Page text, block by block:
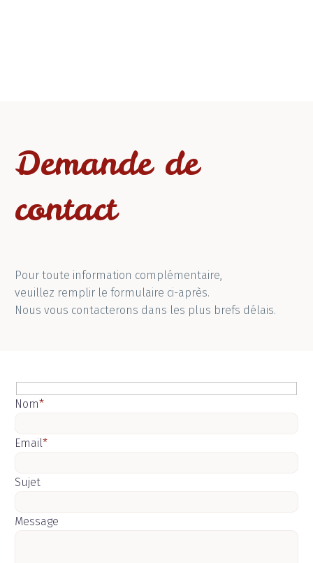
Demande de
contact
Pour toute information complémentaire,
veuillez remplir le formulaire ci-après.
Nous vous contacterons dans les plus brefs délais.
Nom*
Email*
Sujet
Message